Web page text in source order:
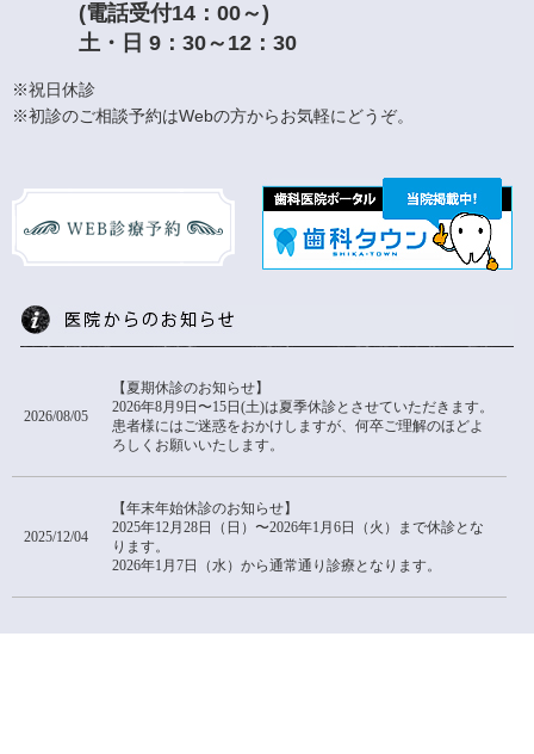
(電話受付14：00～)
土・日 9：30～12：30
※祝日休診
※初診のご相談予約はWebの方からお気軽にどうぞ。